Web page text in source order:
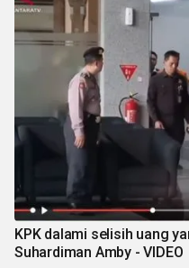
KPK dalami selisih uang
Suhardiman Amby - VIDEO